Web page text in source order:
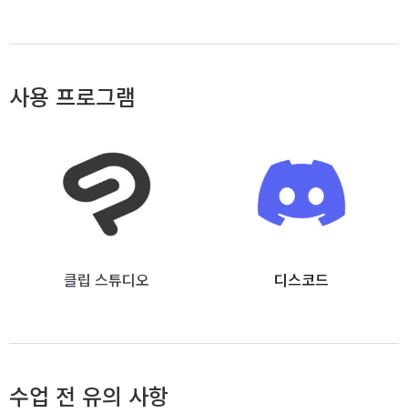
사용 프로그램
클립 스튜디오 디스코드
수업 전 유의 사항